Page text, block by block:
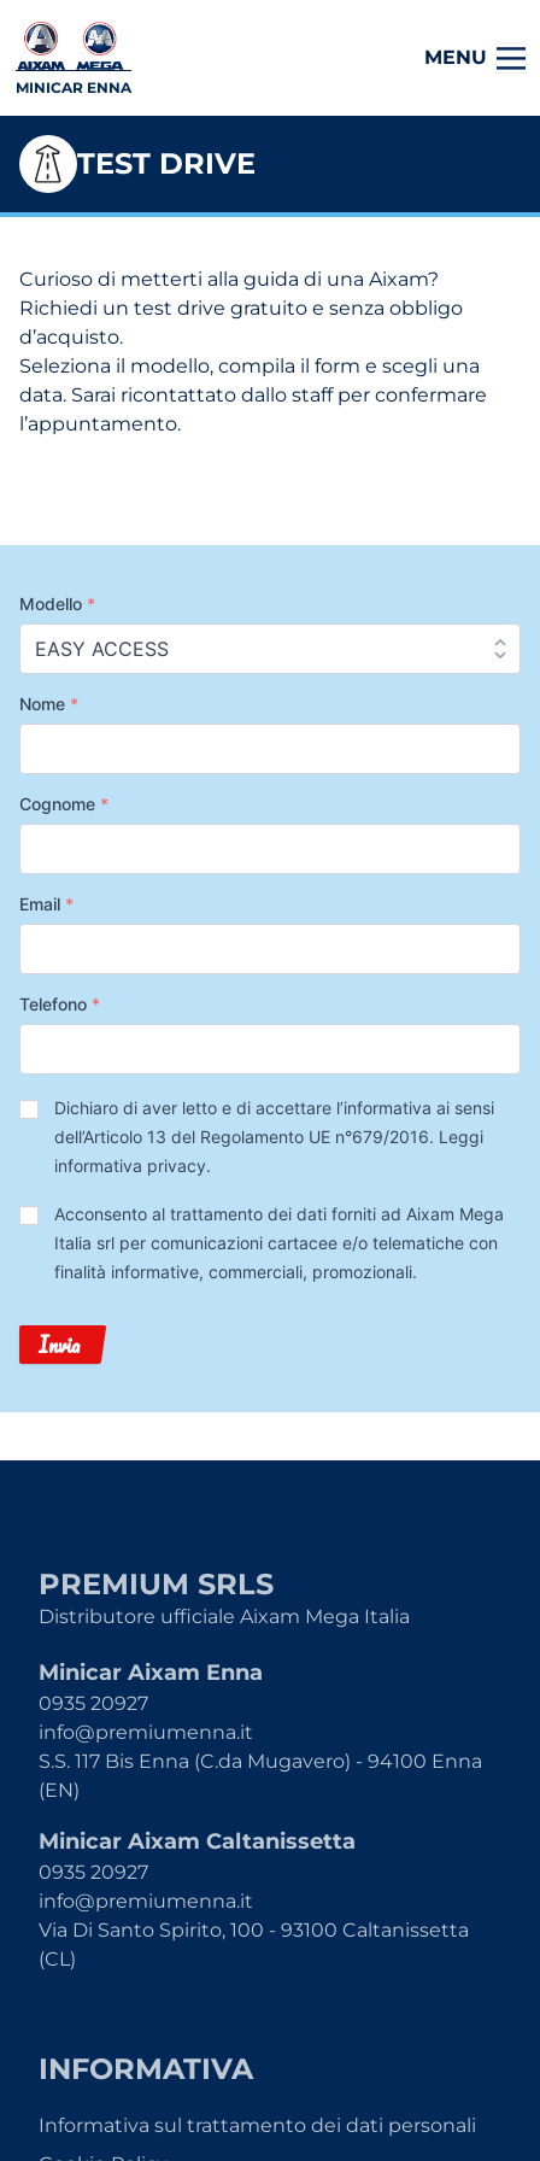
MINICAR ENNA
MENU
TEST DRIVE
Curioso di metterti alla guida di una Aixam?
Richiedi un test drive gratuito e senza obbligo
d’acquisto.
Seleziona il modello, compila il form e scegli una
data. Sarai ricontattato dallo staff per confermare
l’appuntamento.
Modello *
Nome *
Cognome *
Email *
Telefono *
Privacy*
Dichiaro di aver letto e di accettare l’informativa ai sensi
dell’Articolo 13 del Regolamento UE n°679/2016. Leggi
informativa privacy.
Trattamento
Dati
Acconsento al trattamento dei dati forniti ad Aixam Mega
Italia srl per comunicazioni cartacee e/o telematiche con
finalità informative, commerciali, promozionali.
Invia
PREMIUM SRLS
Distributore ufficiale Aixam Mega Italia
Minicar Aixam Enna
0935 20927
info@premiumenna.it
S.S. 117 Bis Enna (C.da Mugavero) - 94100 Enna
(EN)
Minicar Aixam Caltanissetta
0935 20927
info@premiumenna.it
Via Di Santo Spirito, 100 - 93100 Caltanissetta
(CL)
INFORMATIVA
Informativa sul trattamento dei dati personali